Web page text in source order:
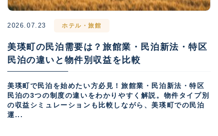
2026.07.23 ホテル・旅館
美瑛町の民泊需要は？旅館業・民泊新法・特区
民泊の違いと物件別収益を比較
美瑛町で民泊を始めたい方必見！旅館業・民泊新法・特区
民泊の3つの制度の違いをわかりやすく解説。物件タイプ別
の収益シミュレーションも比較しながら、美瑛町での民泊
運...